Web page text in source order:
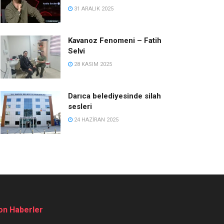
31 ARALIK 2025
Kavanoz Fenomeni – Fatih
Selvi
28 KASIM 2025
Darıca belediyesinde silah
sesleri
24 HAZIRAN 2025
Haberler